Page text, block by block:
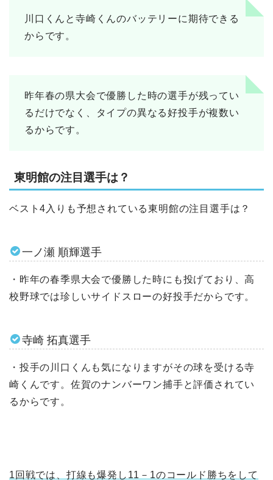
川口くんと寺崎くんのバッテリーに期待できる
からです。
昨年春の県大会で優勝した時の選手が残ってい
るだけでなく、タイプの異なる好投手が複数い
るからです。
東明館の注目選手は？
ベスト4入りも予想されている東明館の注目選手は？
一ノ瀬 順輝選手
・昨年の春季県大会で優勝した時にも投げており、高
校野球では珍しいサイドスローの好投手だからです。
寺崎 拓真選手
・投手の川口くんも気になりますがその球を受ける寺
崎くんです。佐賀のナンバーワン捕手と評価されてい
るからです。
1回戦では、打線も爆発し11－1のコールド勝ちをして